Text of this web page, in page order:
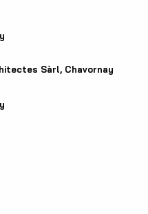
Sàrl, Chavornay